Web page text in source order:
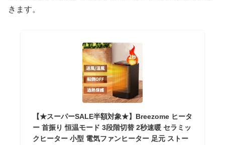
きます。
【★スーパーSALE半額対象★】Breezome ヒータ
ー 首振り 恒温モード 3段階切替 2秒速暖 セラミッ
クヒーター 小型 電気ファンヒーター 足元 ストー